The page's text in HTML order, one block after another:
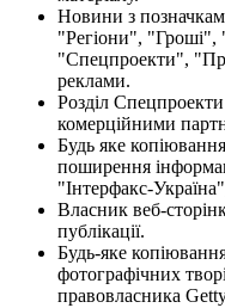
Новини з
"Регіони",
"Спецпроекти",
реклами.
Розділ
комерційними
Будь яке
поширення
"Інтерфакс-
Власник веб-
публікації.
Будь-яке
фотографічних
правовласника